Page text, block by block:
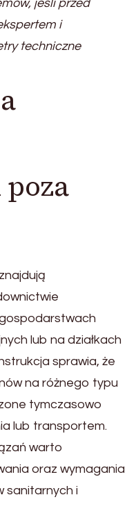
jeśli przed
i
techniczne
lub na działkach
sprawia, że
na różnego typu
tymczasowo
lub transportem.
warto
oraz wymagania
sanitarnych i